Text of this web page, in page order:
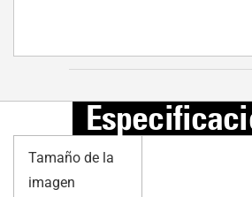
Tamaño de la
imagen